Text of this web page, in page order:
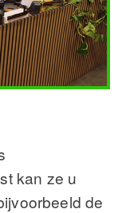
kan ze u
de